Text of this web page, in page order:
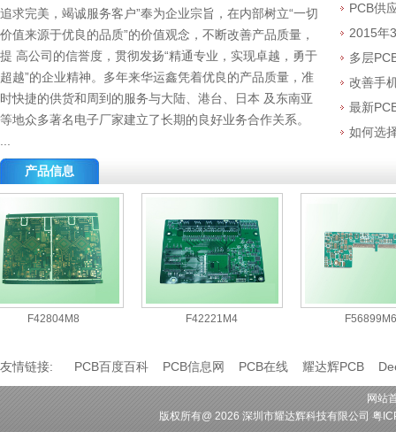
追求完美，竭诚服务客户”奉为企业宗旨，在内部树立“一切
价值来源于优良的品质”的价值观念，不断改善产品质量，
提 高公司的信誉度，贯彻发扬“精通专业，实现卓越，勇于
超越”的企业精神。多年来华运鑫凭着优良的产品质量，准
时快捷的供货和周到的服务与大陆、港台、日本 及东南亚
等地众多著名电子厂家建立了长期的良好业务合作关系。
PCB供
2015年
多层
改善手
最新
如何选
产品信息
F42804M8 F42221M4 F56899M6
友情链接: PCB百度百科 PCB信息网 PCB在线 耀达辉PCB
网站
版权所有@ 2026 深圳市耀达辉科技有限公司 粤